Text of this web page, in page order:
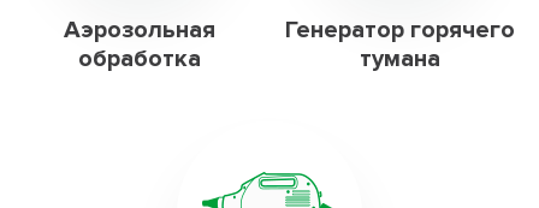
Аэрозольная
обработка
Генератор горячего
тумана